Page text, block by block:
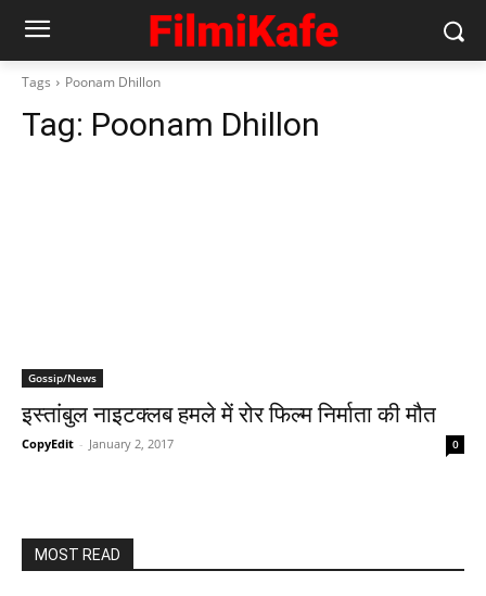
Tags Poonam Dhillon
Tag: Poonam Dhillon
Gossip/News
इस्‍तांबुल नाइटक्‍लब हमले में रोर फिल्‍म निर्माता की मौत
CopyEdit - January 2, 2017 0
MOST READ